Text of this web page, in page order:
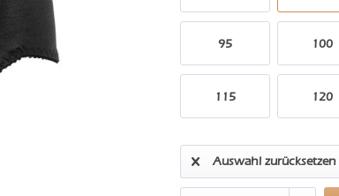
95 100
115 120
Auswahl zurücksetzen